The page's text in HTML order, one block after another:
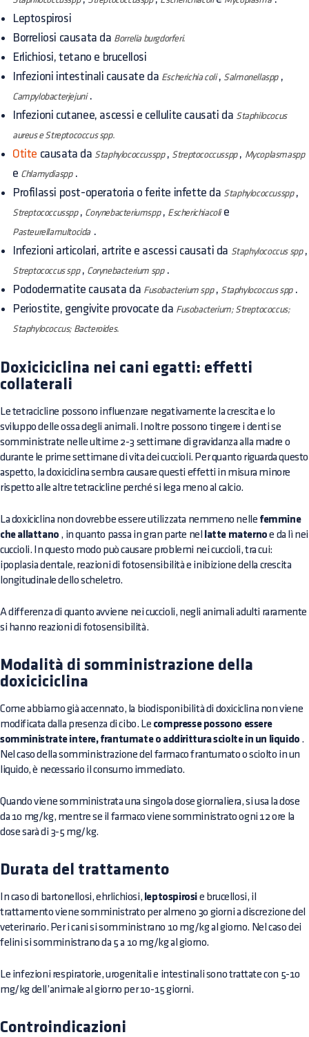
Leptospirosi
Borreliosi causata da Borrelia burgdorferi.
Erlichiosi, tetano e brucellosi
Infezioni intestinali causate da Escherichia coli, Salmonellaspp,
Campylobacterjejuni.
Infezioni cutanee, ascessi e cellulite causati da Staphilococus
aureus e Streptococcus spp.
Otite causata da Staphylococcusspp, Streptococcusspp, Mycoplasmaspp
e Chlamydiaspp.
Profilassi post-operatoria o ferite infette da Staphylococcusspp,
Streptococcusspp, Corynebacteriumspp, Escherichiacolie
Pasteurellamultocida.
Infezioni articolari, artrite e ascessi causati da Staphylococcus spp,
Streptococcus spp, Corynebacterium spp.
Pododermatite causata da Fusobacterium spp, Staphylococcus spp.
Periostite, gengivite provocate da Fusobacterium; Streptococcus;
Staphylococcus; Bacteroides.
Doxiciciclina nei cani egatti: effetti
collaterali
Le tetracicline possono influenzare negativamente la crescita e lo
sviluppo delle ossa degli animali. Inoltre possono tingere i denti se
somministrate nelle ultime 2-3 settimane di gravidanza alla madre o
durante le prime settimane di vita dei cuccioli. Per quanto riguarda questo
aspetto, la doxiciclina sembra causare questi effetti in misura minore
rispetto alle altre tetracicline perché si lega meno al calcio.
La doxiciclina non dovrebbe essere utilizzata nemmeno nelle femmine
che allattano , in quanto passa in gran parte nel latte materno e da lì nei
cuccioli. In questo modo può causare problemi nei cuccioli, tra cui:
ipoplasia dentale, reazioni di fotosensibilità e inibizione della crescita
longitudinale dello scheletro.
A differenza di quanto avviene nei cuccioli, negli animali adulti raramente
si hanno reazioni di fotosensibilità.
Modalità di somministrazione della
doxiciciclina
Come abbiamo già accennato, la biodisponibilità di doxiciclina non viene
modificata dalla presenza di cibo. Le compresse possono essere
somministrate intere, frantumate o addirittura sciolte in un liquido .
Nel caso della somministrazione del farmaco frantumato o sciolto in un
liquido, è necessario il consumo immediato.
Quando viene somministrata una singola dose giornaliera, si usa la dose
da 10 mg/kg, mentre se il farmaco viene somministrato ogni 12 ore la
dose sarà di 3-5 mg/kg.
Durata del trattamento
In caso di bartonellosi, ehrlichiosi, leptospirosi e brucellosi, il
trattamento viene somministrato per almeno 30 giorni a discrezione del
veterinario. Per i cani si somministrano 10 mg/kg al giorno. Nel caso dei
felini si somministrano da 5 a 10 mg/kg al giorno.
Le infezioni respiratorie, urogenitali e intestinali sono trattate con 5-10
mg/kg dell’animale al giorno per 10-15 giorni.
Controindicazioni